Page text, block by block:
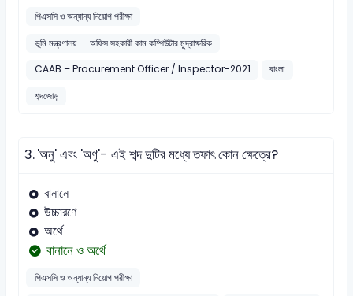
পিএসসি ও অন্যান্য নিয়োগ পরীক্ষা
ভূমি মন্ত্রণালয় — অফিস সহকারী কাম কম্পিউটার মুদ্রাক্ষরিক
CAAB – Procurement Officer / Inspector-2021
বাংলা
শব্দজোড়
3.'অনু' এবং 'অণু'- এই শব্দ দুটির মধ্যে তফাৎ কোন ক্ষেত্রে?
বানানে
উচ্চারণে
অর্থে
বানানে ও অর্থে
পিএসসি ও অন্যান্য নিয়োগ পরীক্ষা